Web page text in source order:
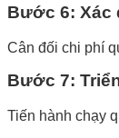
Bước 6: Xác
Cân đối chi phí
Bước 7:
Tiến hành chạy